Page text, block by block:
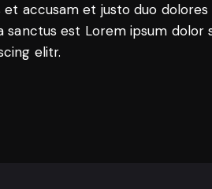
et accusam et justo duo dolores
sanctus est Lorem ipsum dolor
elitr.